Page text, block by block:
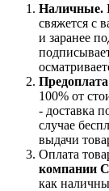
Наличные.
свяжется с
и заранее
100% от
- доставка
случае
выдачи
Оплата
компании
как